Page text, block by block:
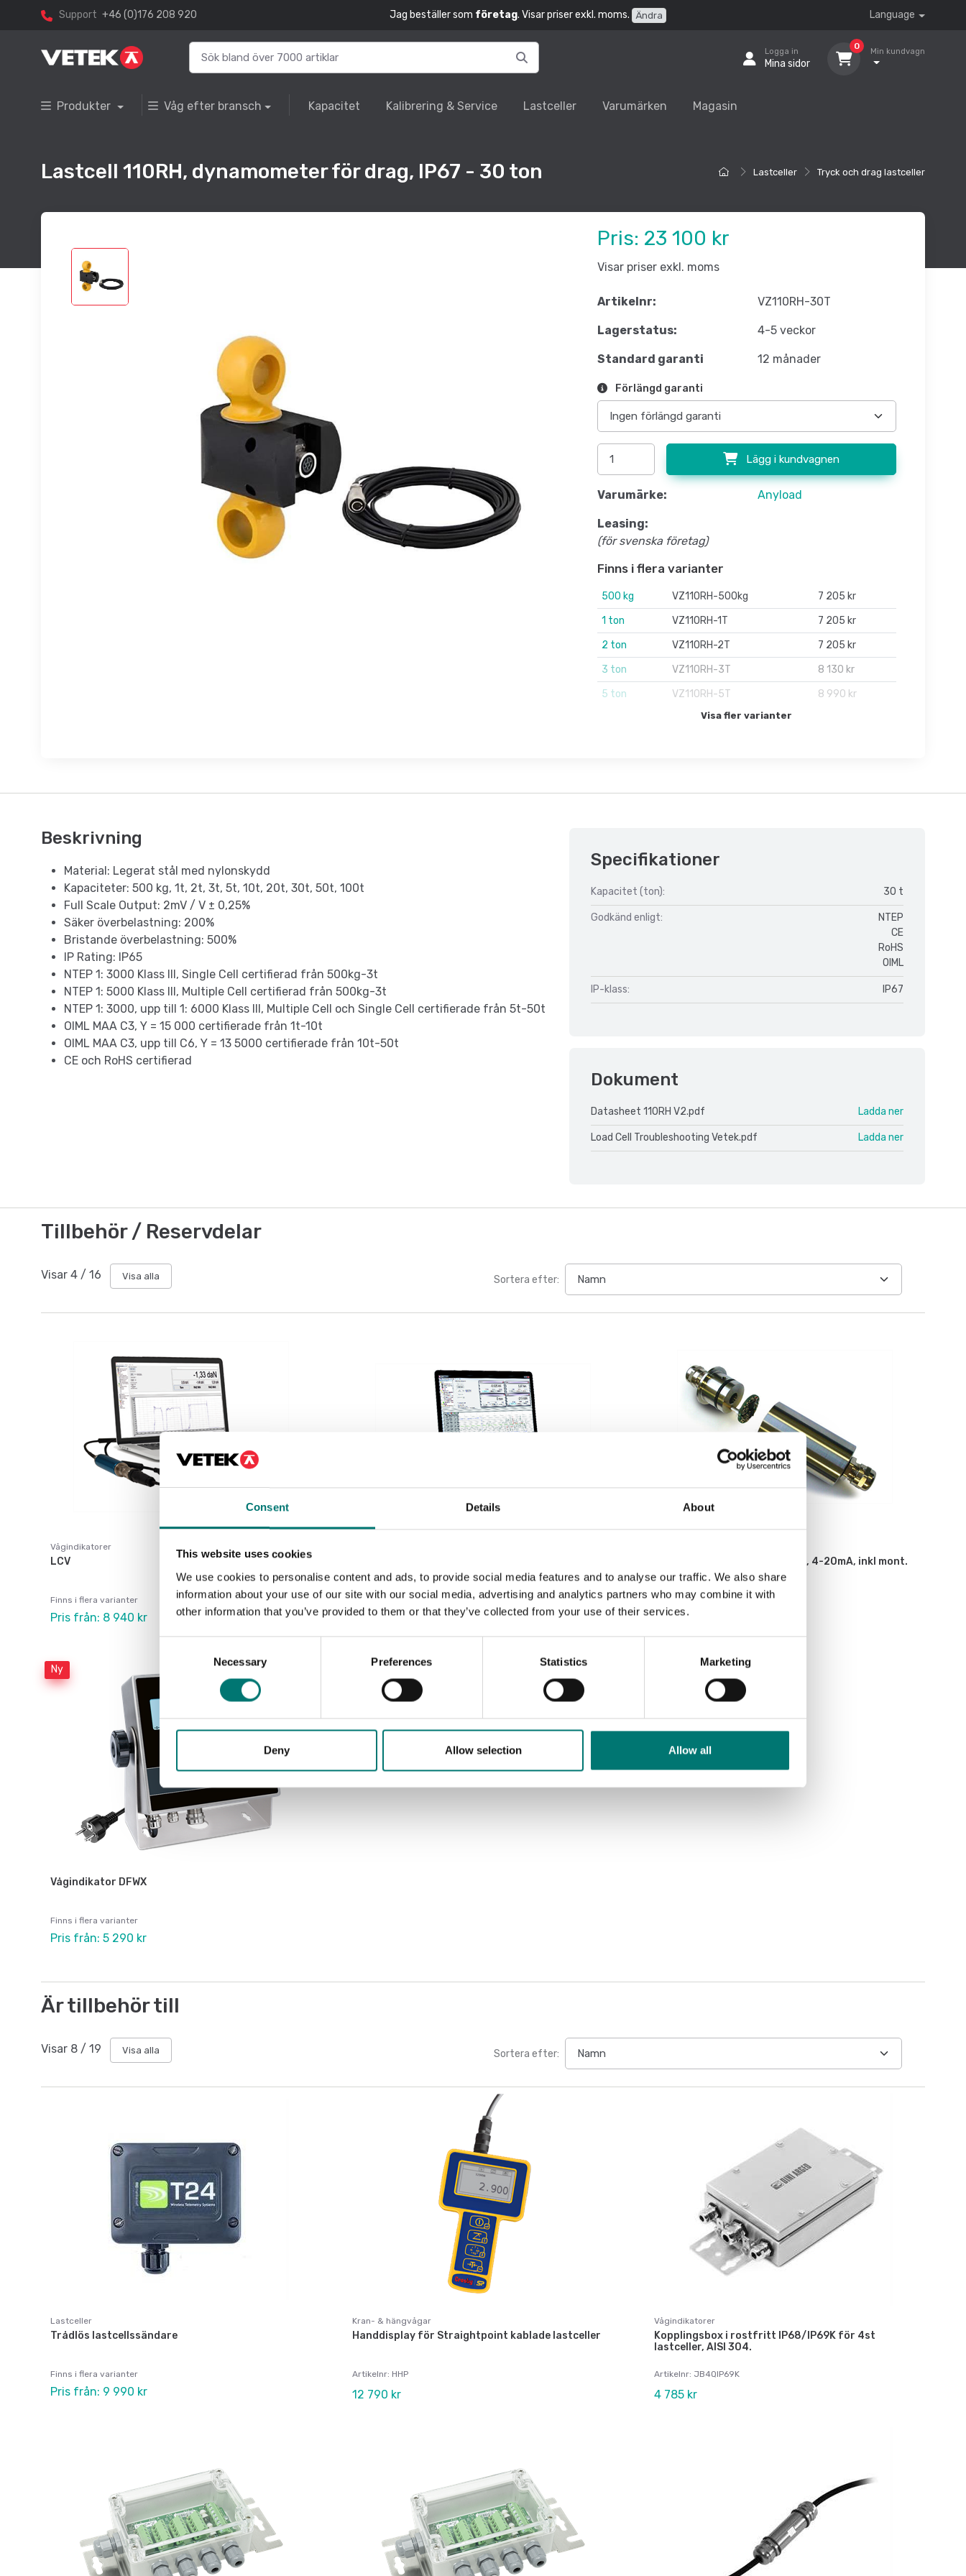
Consent Details About
This website uses cookies
We use cookies to personalise content and ads, to provide social media features and to analyse our traffic. We also share
information about your use of our site with our social media, advertising and analytics partners who may combine it with
other information that you’ve provided to them or that they’ve collected from your use of their services.
Necessary Preferences Statistics Marketing
Deny Allow selection Allow all
Support +46 (0)176 208 920 Jag beställer som företag. Visar priser exkl. moms. Ändra Language
Logga in
Mina sidor
0
Min kundvagn
Produkter Våg efter bransch Kapacitet Kalibrering & Service Lastceller Varumärken Magasin
Lastceller Tryck och drag lastceller
Lastcell 110RH, dynamometer för drag, IP67 - 30 ton
Pris: 23 100 kr
Visar priser exkl. moms
Artikelnr: VZ110RH-30T
Lagerstatus: 4-5 veckor
Standard garanti 12 månader
Förlängd garanti
Lägg i kundvagnen
Varumärke: Anyload
Leasing:
(för svenska företag)
Finns i flera varianter
500 kg VZ110RH-500kg
7 205 kr
1 ton
VZ110RH-1T
7 205 kr
2 ton
VZ110RH-2T
7 205 kr
3 ton
VZ110RH-3T
8 130 kr
5 ton
VZ110RH-5T 8 990 kr
Visa fler varianter
Beskrivning
Material: Legerat stål med nylonskydd
Kapaciteter: 500 kg, 1t, 2t, 3t, 5t, 10t, 20t, 30t, 50t, 100t
Full Scale Output: 2mV / V ± 0,25%
Säker överbelastning: 200%
Bristande överbelastning: 500%
IP Rating: IP65
NTEP 1: 3000 Klass III, Single Cell certifierad från 500kg-3t
NTEP 1: 5000 Klass III, Multiple Cell certifierad från 500kg-3t
NTEP 1: 3000, upp till 1: 6000 Klass III, Multiple Cell och Single Cell certifierade från 5t-50t
OIML MAA C3, Y = 15 000 certifierade från 1t-10t
OIML MAA C3, upp till C6, Y = 13 5000 certifierade från 10t-50t
CE och RoHS certifierad
Specifikationer
Kapacitet (ton): 30 t
Godkänd enligt:
NTEP
CE
RoHS
OIML
IP-klass: IP67
Dokument
Datasheet 110RH V2.pdf Ladda ner
Load Cell Troubleshooting Vetek.pdf Ladda ner
Tillbehör / Reservdelar
Visar 4 / 16 Visa alla Sortera efter:
Vågindikatorer
LCV
Finns i flera varianter
Pris från: 8 940 kr
se options
Artikelnr: SI-USB3
Lastcells transmitter 2-tråds, 4-20mA, inkl mont.
och kalibr. på lastcell.
Artikelnr: ILE
Ny
Vågindikator DFWX
Finns i flera varianter
Pris från: 5 290 kr
Är tillbehör till
Visar 8 / 19 Visa alla Sortera efter:
Lastceller
Trådlös lastcellssändare
Finns i flera varianter
Pris från: 9 990 kr
Kran- & hängvågar
Handdisplay för Straightpoint kablade lastceller
Artikelnr: HHP
12 790 kr
Vågindikatorer
Kopplingsbox i rostfritt IP68/IP69K för 4st
lastceller, AISI 304.
Artikelnr: JB4QIP69K
4 785 kr